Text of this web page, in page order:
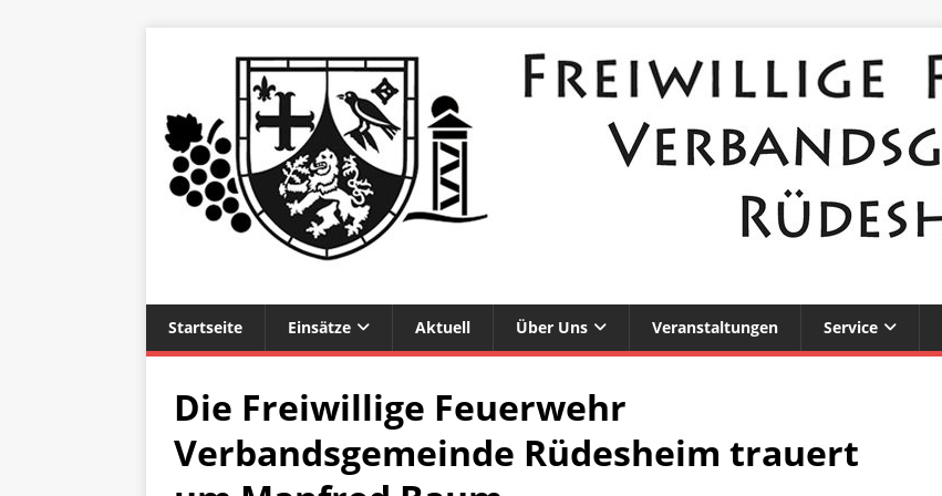
Startseite Einsätze Aktuell Über Uns Veranstaltungen Service
Die Freiwillige Feuerwehr
Verbandsgemeinde Rüdesheim trauert